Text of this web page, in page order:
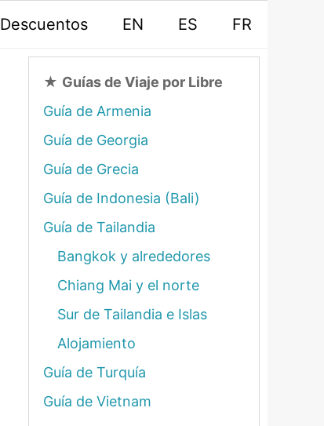
Descuentos EN ES FR
★ Guías de Viaje por Libre
Guía de Armenia
Guía de Georgia
Guía de Grecia
Guía de Indonesia (Bali)
Guía de Tailandia
Bangkok y alrededores
Chiang Mai y el norte
Sur de Tailandia e Islas
Alojamiento
Guía de Turquía
Guía de Vietnam